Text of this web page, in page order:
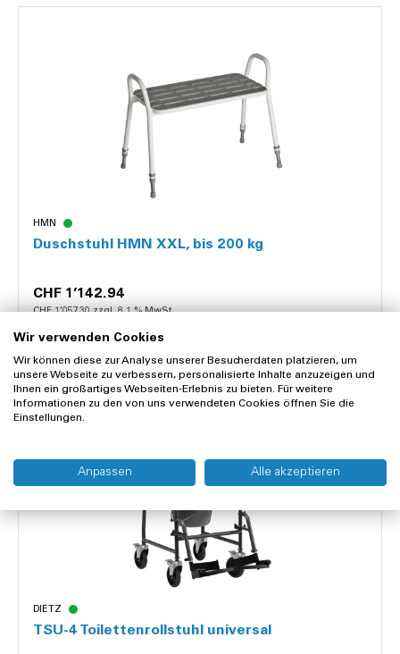
HMN
Duschstuhl HMN XXL, bis 200 kg
CHF 1’142.94
CHF 1’057.30 zzgl. 8.1 % MwSt.
DIETZ
TSU-4 Toilettenrollstuhl universal
Wir verwenden Cookies
Wir können diese zur Analyse unserer Besucherdaten platzieren, um
unsere Webseite zu verbessern, personalisierte Inhalte anzuzeigen und
Ihnen ein großartiges Webseiten-Erlebnis zu bieten. Für weitere
Informationen zu den von uns verwendeten Cookies öffnen Sie die
Einstellungen.
Anpassen Alle akzeptieren